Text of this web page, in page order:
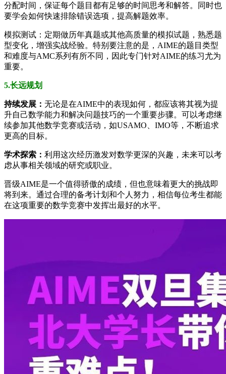
分配时间，保证每个题目都有足够的时间思考和解答。同时也
要学会如何快速排除错误选项，提高解题效率。
模拟测试：定期做历年真题或其他高质量的模拟试题，熟悉题
型变化，增强实战经验。特别要注意的是，AIME的题目类型
和难度与AMC系列有所不同，因此专门针对AIME的练习尤为
重要。
5.长远规划
持续发展： 无论是在AIME中的表现如何，都应该将其视为提
升自己数学能力和解决问题技巧的一个重要步骤。可以考虑继
续参加其他数学竞赛或活动，如USAMO、IMO等，不断追求
更高的目标。
学术探索： 利用这次经历激发对数学更深的兴趣，未来可以考
虑从事相关领域的研究或职业。
晋级AIME是一个值得骄傲的成绩，但也意味着更大的挑战即
将到来。通过合理的备考计划和个人努力，相信每位考生都能
在这项重要的数学竞赛中发挥出最好的水平。